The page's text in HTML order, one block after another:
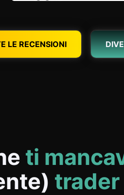
LE RECENSIONI
ti
trader